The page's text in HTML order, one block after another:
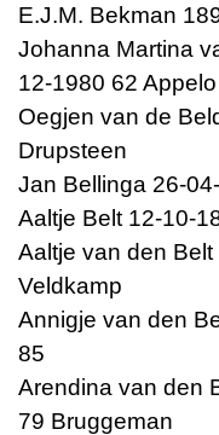
E.J.M. Bekman
Johanna Martina
12-1980 62 Appelo
Oegjen van de
Drupsteen
Jan Bellinga 26-
Aaltje Belt 12-10-
Aaltje van den
Veldkamp
Annigje van den
85
Arendina van den
79 Bruggeman